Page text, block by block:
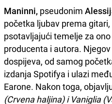
Maninni, pseudonim
početka ljubav prema
psotavljajući temelje za
producenta i autora.
dospijeva, od samog
izdanja Spotifya i ulazi
Earone. Nakon toga,
(Crvena haljina) i Vaniglia